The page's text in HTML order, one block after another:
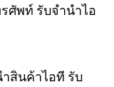
ศัพท์ รับจำนำไอ
สินค้าไอที รับ